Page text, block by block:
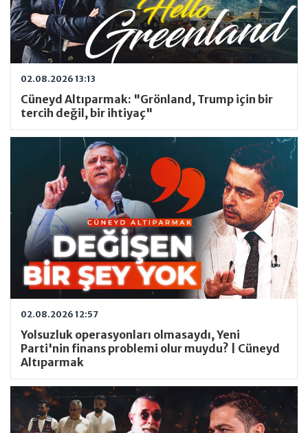
02.08.2026 13:13
Cüneyd Altıparmak: "Grönland, Trump için bir
tercih değil, bir ihtiyaç"
02.08.2026 12:57
Yolsuzluk operasyonları olmasaydı, Yeni
Parti'nin finans problemi olur muydu? | Cüneyd
Altıparmak